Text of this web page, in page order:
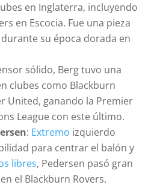
en Inglaterra, incluyendo
en Escocia. Fue una pieza
su época dorada en
sólido, Berg tuvo una
clubes como Blackburn
United, ganando la Premier
League con este último.
: Extremo izquierdo
para centrar el balón y
libres, Pedersen pasó gran
el Blackburn Rovers.